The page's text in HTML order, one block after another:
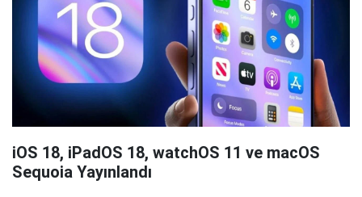
iOS 18, iPadOS 18, watchOS 11 ve macOS
Sequoia Yayınlandı